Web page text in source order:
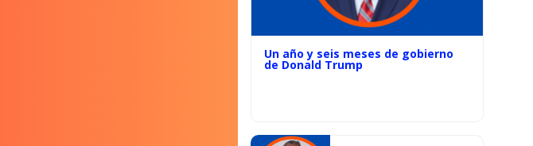
Un año y seis meses de gobierno
de Donald Trump